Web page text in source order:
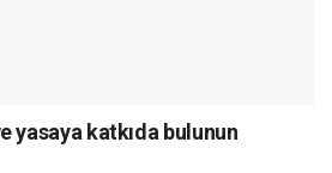
yasaya katkıda bulunun